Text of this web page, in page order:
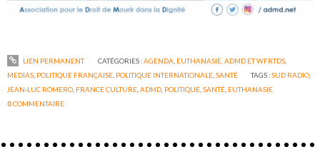
LIEN PERMANENT CATÉGORIES :AGENDA, EUTHANASIE, ADMD ET WFRTDS,
MEDIAS, POLITIQUE FRANÇAISE, POLITIQUE INTERNATIONALE,SANTÉ TAGS :SUD RADIO,
JEAN-LUC ROMERO, FRANCE CULTURE,ADMD, POLITIQUE,SANTÉ, EUTHANASIE
0COMMENTAIRE